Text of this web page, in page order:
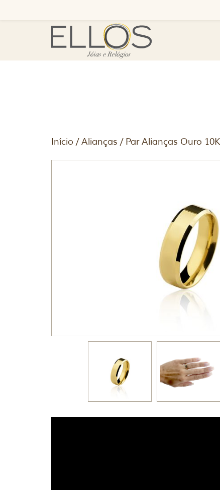
Início /Alianças / Par Alianças Ouro